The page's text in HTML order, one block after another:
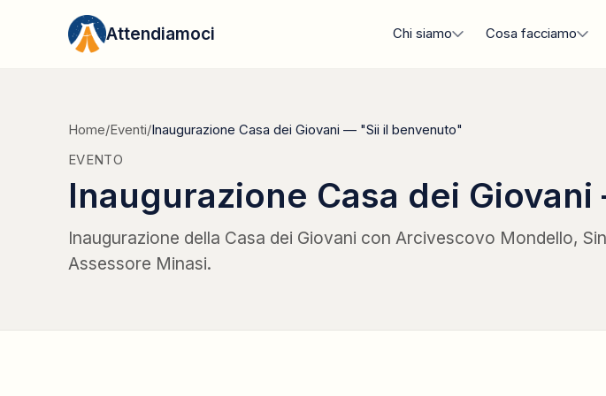
Vai al contenuto
Attendiamoci Chi siamo Cosa facciamo
Home/Eventi/Inaugurazione Casa dei Giovani — "Sii il benvenuto"
EVENTO
Inaugurazione Casa dei
Inaugurazione della Casa dei Giovani con Arcivescovo Mondello,
Assessore Minasi.